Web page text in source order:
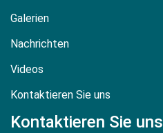
Galerien
Nachrichten
Videos
Kontaktieren Sie uns
Kontaktieren Sie uns